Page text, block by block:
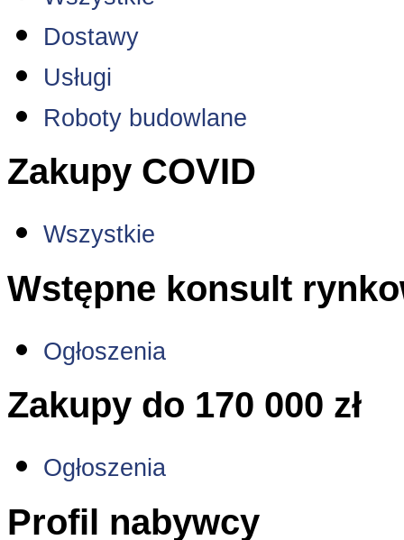
Dostawy
Usługi
Roboty budowlane
Zakupy COVID
Wszystkie
Wstępne konsult
Ogłoszenia
Zakupy do 170 000 zł
Ogłoszenia
Profil nabywcy